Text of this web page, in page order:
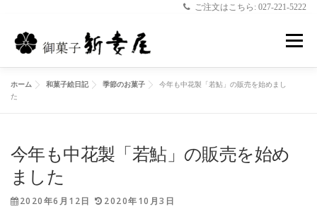
ご注文はこちら: 027-221-5222
メニュー
店舗のご案内 和菓子絵日記 お問合せ
ホーム 和菓子絵日記 季節のお菓子
今年も中花製「若鮎」の販売を始めまし
た
今年も中花製「若鮎」の販売を始め
ました
2020年6月12日 2020年10月3日